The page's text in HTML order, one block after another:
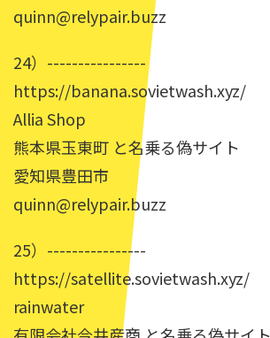
quinn@relypair.buzz
24）----------------
https://banana.sovietwash.xyz/
Allia Shop
熊本県玉東町 と名乗る偽サイト
愛知県豊田市
quinn@relypair.buzz
25）----------------
https://satellite.sovietwash.xyz/
rainwater